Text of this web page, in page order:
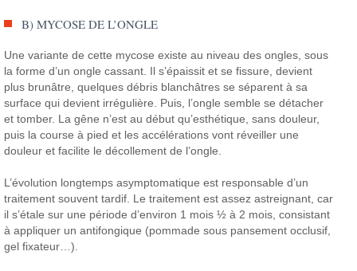
B) MYCOSE DE L’ONGLE
Une variante de cette mycose existe au niveau des ongles, sous
la forme d’un ongle cassant. Il s’épaissit et se fissure, devient
plus brunâtre, quelques débris blanchâtres se séparent à sa
surface qui devient irrégulière. Puis, l’ongle semble se détacher
et tomber. La gêne n’est au début qu’esthétique, sans douleur,
puis la course à pied et les accélérations vont réveiller une
douleur et facilite le décollement de l’ongle.
L’évolution longtemps asymptomatique est responsable d’un
traitement souvent tardif. Le traitement est assez astreignant, car
il s’étale sur une période d’environ 1 mois ½ à 2 mois, consistant
à appliquer un antifongique (pommade sous pansement occlusif,
gel fixateur…).